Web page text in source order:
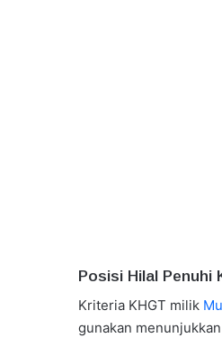
Posisi Hilal Penuhi
Kriteria KHGT milik
gunakan